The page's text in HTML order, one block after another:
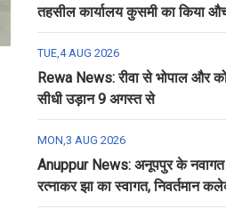
तहसील कार्यालय कुसमी का किया
TUE,4 AUG 2026
Rewa News: रीवा से भोपाल और
सीधी उड़ान 9 अगस्त से
MON,3 AUG 2026
Anuppur News: अनूपपुर के
रत्नाकर झा का स्वागत, निवर्तमान
पंचोली को दी गई विदाई